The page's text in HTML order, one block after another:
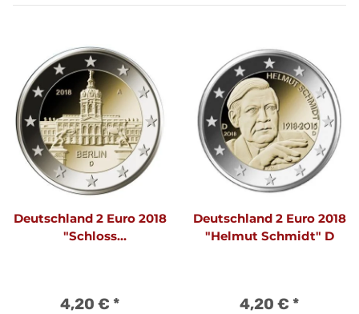
Deutschland 2 Euro 2018
"Schloss
4,20 € *
Deutschland 2 Euro 2018
"Helmut Schmidt" D
4,20 € *